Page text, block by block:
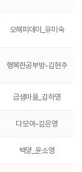
오해피데이_유미숙
행복한공부방-김현주
금샘마을_김하영
다모아-김은영
백양_윤소영